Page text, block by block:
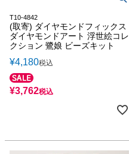
T10-4842
(取寄) ダイヤモンドフィックス
ダイヤモンドアート 浮世絵コレ
クション 鷺娘 ビーズキット
¥4,180税込
¥3,762税込